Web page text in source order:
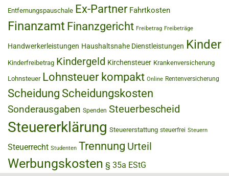
Entfernungspauschale Ex-Partner Fahrtkosten
Finanzamt Finanzgericht Freibetrag Freibeträge
Handwerkerleistungen Haushaltsnahe Dienstleistungen Kinder
Kinderfreibetrag Kindergeld Kirchensteuer Krankenversicherung
Lohnsteuer Lohnsteuer kompakt Online Rentenversicherung
Scheidung Scheidungskosten
Sonderausgaben Spenden Steuerbescheid
Steuererklärung Steuererstattung steuerfrei Steuern
Steuerrecht Studenten Trennung Urteil
Werbungskosten § 35a EStG